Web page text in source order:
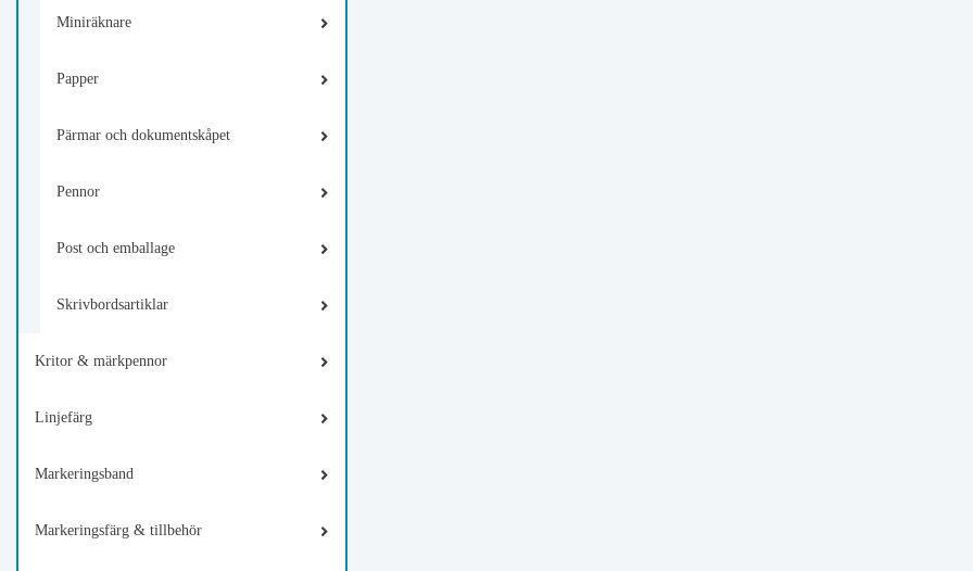
Miniräknare
Papper
Pärmar och dokumentskåpet
Pennor
Post och emballage
Skrivbordsartiklar
Kritor & märkpennor
Linjefärg
Markeringsband
Markeringsfärg & tillbehör